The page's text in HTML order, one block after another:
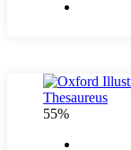
55%